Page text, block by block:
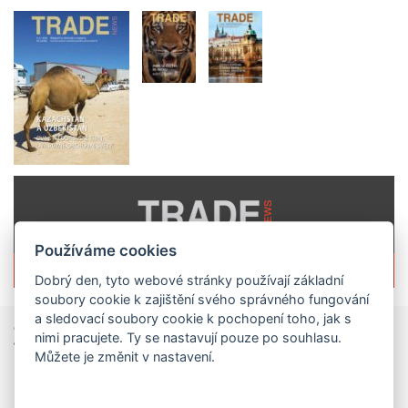
Více informací o časopisu »
Zprávyze světa obchodu
Používáme cookies
Dobrý den, tyto webové stránky používají základní
soubory cookie k zajištění svého správného fungování
a sledovací soubory cookie k pochopení toho, jak s
nimi pracujete. Ty se nastavují pouze po souhlasu.
Můžete je změnit v nastavení.